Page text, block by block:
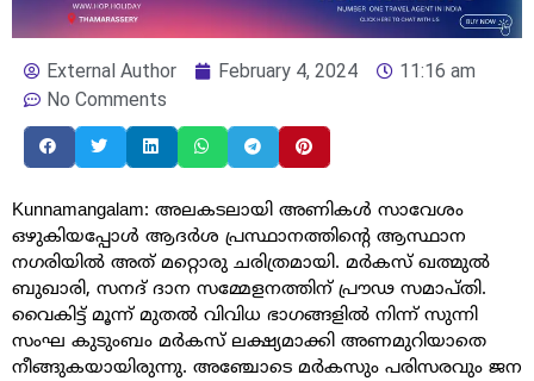
External Author February 4, 2024
11:16 am
No Comments
Kunnamangalam: അലകടലായി അണികൾ സാവേശം
ഒഴുകിയപ്പോൾ ആദർശ പ്രസ്ഥാനത്തിന്റെ ആസ്ഥാന
നഗരിയിൽ അത് മറ്റൊരു ചരിത്രമായി. മർകസ് ഖത്മുൽ
ബുഖാരി, സനദ് ദാന സമ്മേളനത്തിന് പ്രൗഢ സമാപ്തി.
വൈകിട്ട് മൂന്ന് മുതൽ വിവിധ ഭാഗങ്ങളിൽ നിന്ന് സുന്നി
സംഘ കുടുംബം മർകസ് ലക്ഷ്യമാക്കി അണമുറിയാതെ
നീങ്ങുകയായിരുന്നു. അഞ്ചോടെ മർകസും പരിസരവും ജന